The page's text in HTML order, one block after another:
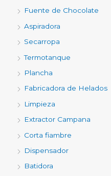
Fuente de Chocolate
Aspiradora
Secarropa
Termotanque
Plancha
Fabricadora de Helados
Limpieza
Extractor Campana
Corta fiambre
Dispensador
Batidora